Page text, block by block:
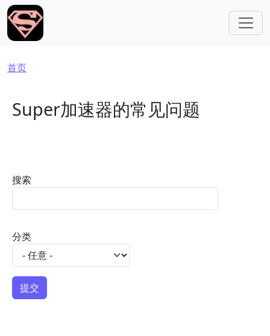
跳转到主要内容
面包屑
首页
Super加速器的常见问题
搜索
分类